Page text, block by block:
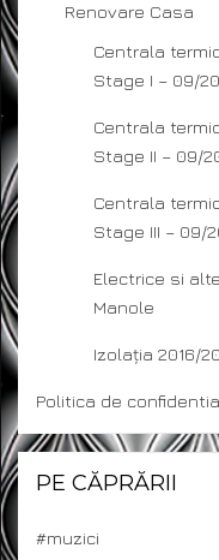
Renovare Casa
Centrala
Stage I – 09/
Centrala
Stage II – 09/
Centrala
Stage III – 09/
Electrice si
Manole
Izolația 2016/
Politica de
PE CĂPRĂRII
#muzici